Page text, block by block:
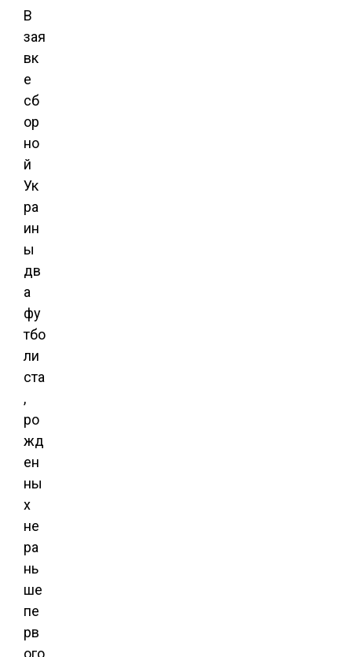
В
зая
вк
е
сб
ор
но
й
Ук
ра
ин
ы
дв
а
фу
тбо
ли
ста
,
ро
жд
ен
ны
х
не
ра
нь
ше
пе
рв
ого